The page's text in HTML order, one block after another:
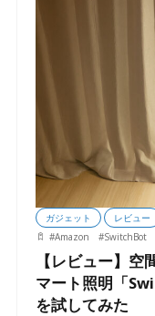
ガジェット レビュー
#Amazon #SwitchBot
【レビュー】
マート照明「
を試してみた